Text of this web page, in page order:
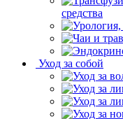
средства
Уход за собой